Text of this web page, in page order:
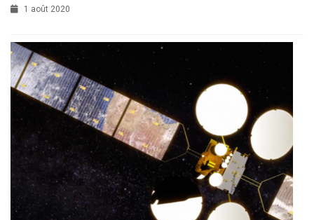
1 août 2020